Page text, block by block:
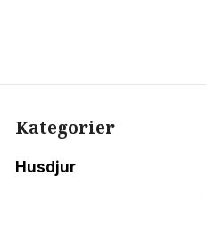
Kategorier
Husdjur